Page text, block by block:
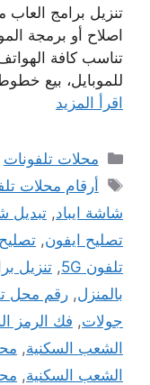
تنزيل برامج العاب
اصلاح أو برمجة
تناسب كافة
للموبايل، بيع
اقرأ المزيد
التصنيفات
محلات تلفونات
الوسوم
أرقام محلات
شاشة ايباد, تبديل
تصليح ايفون,
تلفون 5G
, تنزيل
بالمنزل, رقم محل
جولات, فك الرمز
الشعب السكنية,
الشعب السكنية,